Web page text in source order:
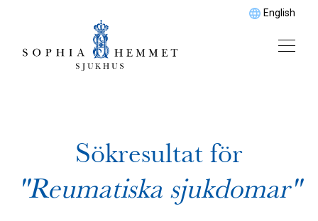
English
Sökresultat för
"Reumatiska sjukdomar"